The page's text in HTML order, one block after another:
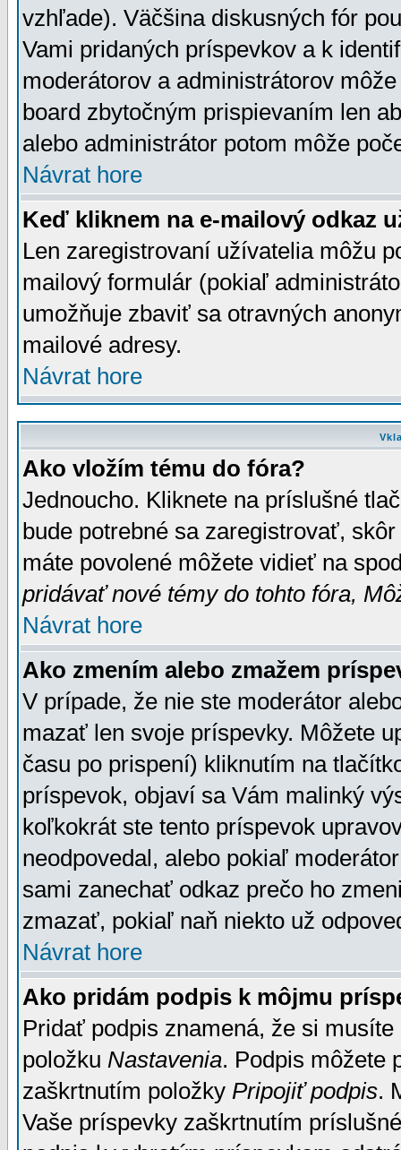
vzhľade). Väčšina diskusných fór
Vami pridaných príspevkov a k
moderátorov a administrátorov
board zbytočným prispievaním len
alebo administrátor potom môže
Návrat hore
Keď kliknem na e-mailový odkaz
Len zaregistrovaní užívatelia môžu
mailový formulár (pokiaľ
umožňuje zbaviť sa otravných
mailové adresy.
Návrat hore
Ako vložím tému do fóra?
Jednoucho. Kliknete na príslušné
bude potrebné sa zaregistrovať,
máte povolené môžete vidieť na
pridávať nové témy do tohto fóra,
Návrat hore
Ako zmením alebo zmažem
V prípade, že nie ste moderátor
mazať len svoje príspevky. Môžete
času po prispení) kliknutím na
príspevok, objaví sa Vám malinký
koľkokrát ste tento príspevok
neodpovedal, alebo pokiaľ
sami zanechať odkaz prečo ho
zmazať, pokiaľ naň niekto už
Návrat hore
Ako pridám podpis k môjmu
Pridať podpis znamená, že si
položku Nastavenia. Podpis môžete
zaškrtnutím položky Pripojiť podpis.
Vaše príspevky zaškrtnutím